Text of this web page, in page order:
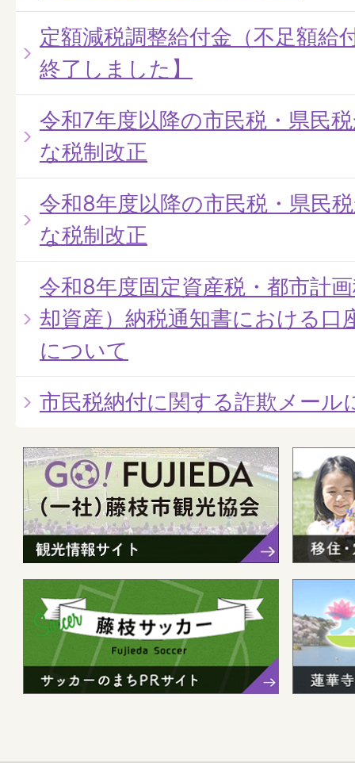
定額減税調整給付金（不足額給
終了しました】
令和7年度以降の市民税・県民
な税制改正
令和8年度以降の市民税・県民
な税制改正
令和8年度固定資産税・都市計
却資産）納税通知書における口
について
市民税納付に関する詐欺メール